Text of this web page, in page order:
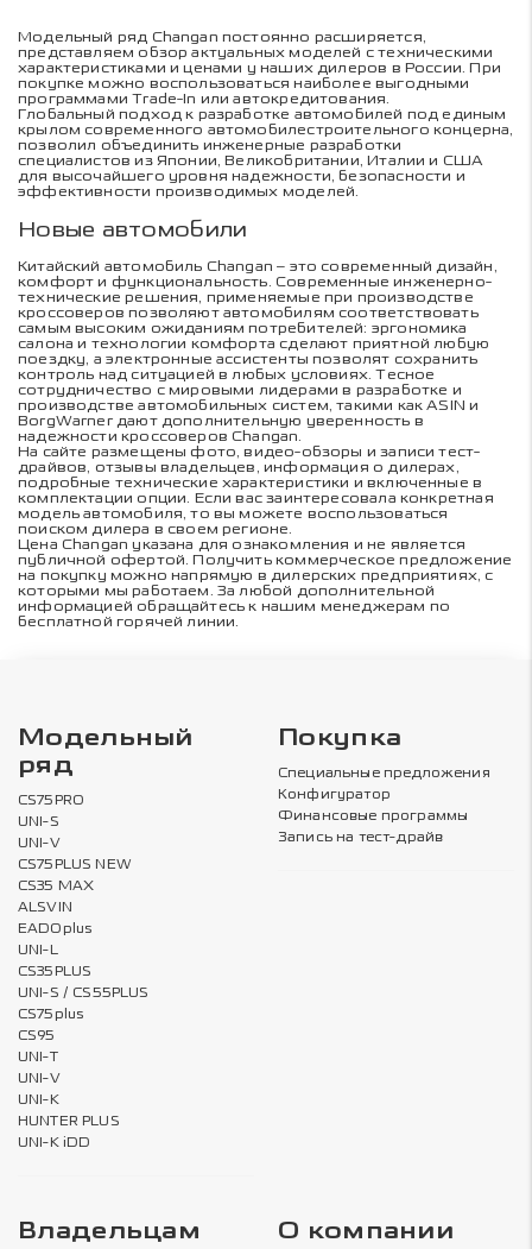
Модельный ряд Changan постоянно расширяется,
представляем обзор актуальных моделей с техническими
характеристиками и ценами у наших дилеров в России. При
покупке можно воспользоваться наиболее выгодными
программами Trade-In или автокредитования.
Глобальный подход к разработке автомобилей под единым
крылом современного автомобилестроительного концерна,
позволил объединить инженерные разработки
специалистов из Японии, Великобритании, Италии и США
для высочайшего уровня надежности, безопасности и
эффективности производимых моделей.
Новые автомобили
Китайский автомобиль Changan – это современный дизайн,
комфорт и функциональность. Современные инженерно-
технические решения, применяемые при производстве
кроссоверов позволяют автомобилям соответствовать
самым высоким ожиданиям потребителей: эргономика
салона и технологии комфорта сделают приятной любую
поездку, а электронные ассистенты позволят сохранить
контроль над ситуацией в любых условиях. Тесное
сотрудничество с мировыми лидерами в разработке и
производстве автомобильных систем, такими как ASIN и
BorgWarner дают дополнительную уверенность в
надежности кроссоверов Changan.
На сайте размещены фото, видео-обзоры и записи тест-
драйвов, отзывы владельцев, информация о дилерах,
подробные технические характеристики и включенные в
комплектации опции. Если вас заинтересовала конкретная
модель автомобиля, то вы можете воспользоваться
поиском дилера в своем регионе.
Цена Changan указана для ознакомления и не является
публичной офертой. Получить коммерческое предложение
на покупку можно напрямую в дилерских предприятиях, с
которыми мы работаем. За любой дополнительной
информацией обращайтесь к нашим менеджерам по
бесплатной горячей линии.
Модельный
ряд
CS75PRO
UNI-S
UNI-V
CS75PLUS NEW
CS35 MAX
ALSVIN
EADOplus
UNI-L
CS35PLUS
UNI-S / CS55PLUS
CS75plus
CS95
UNI-T
UNI-V
UNI-K
HUNTER PLUS
UNI-K iDD
Покупка
Специальные предложения
Конфигуратор
Финансовые программы
Запись на тест-драйв
Владельцам О компании